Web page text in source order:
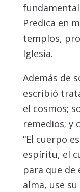
Predica en
templos,
Iglesia.
Además de
escribió
el cosmos;
remedios; y
“El cuerpo
espíritu, el
para que de
alma, use